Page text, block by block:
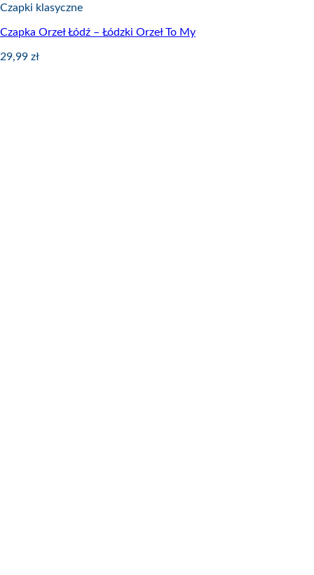
Czapki klasyczne
Czapka Orzeł Łódź – Łódzki Orzeł To My
29,99 zł